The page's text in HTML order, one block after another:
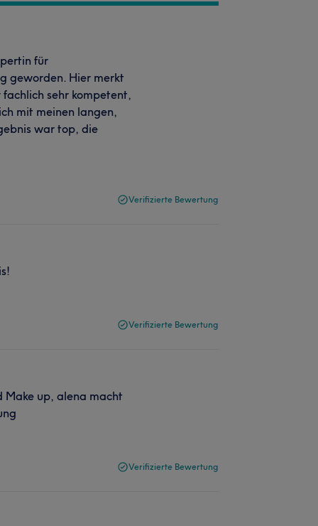
für
geworden. Hier merkt
sehr kompetent,
mit meinen langen,
war top, die
Verifizierte Bewertung
Verifizierte Bewertung
Make up, alena macht
Verifizierte Bewertung